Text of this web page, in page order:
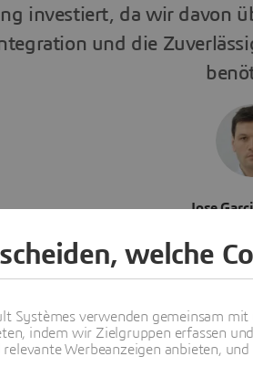
investiert, da wir davon
und die
Jose
welche
Systèmes verwenden gemeinsam
indem wir Zielgruppen erfassen
Werbeanzeigen anbieten,